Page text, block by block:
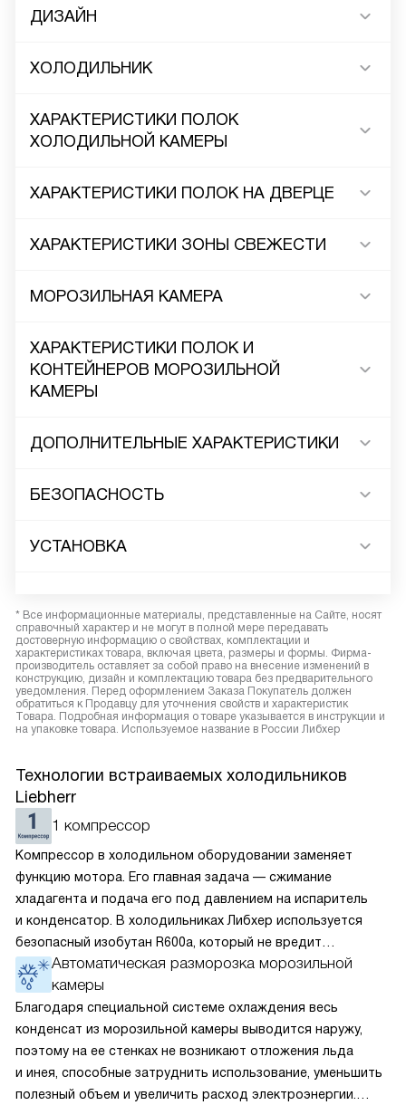
ДИЗАЙН
ХОЛОДИЛЬНИК
ХАРАКТЕРИСТИКИ ПОЛОК
ХОЛОДИЛЬНОЙ КАМЕРЫ
ХАРАКТЕРИСТИКИ ПОЛОК НА ДВЕРЦЕ
ХАРАКТЕРИСТИКИ ЗОНЫ СВЕЖЕСТИ
МОРОЗИЛЬНАЯ КАМЕРА
ХАРАКТЕРИСТИКИ ПОЛОК И
КОНТЕЙНЕРОВ МОРОЗИЛЬНОЙ
КАМЕРЫ
ДОПОЛНИТЕЛЬНЫЕ ХАРАКТЕРИСТИКИ
БЕЗОПАСНОСТЬ
УСТАНОВКА
* Все информационные материалы, представленные на Сайте, носят
справочный характер и не могут в полной мере передавать
достоверную информацию о свойствах, комплектации и
характеристиках товара, включая цвета, размеры и формы. Фирма-
производитель оставляет за собой право на внесение изменений в
конструкцию, дизайн и комплектацию товара без предварительного
уведомления. Перед оформлением Заказа Покупатель должен
обратиться к Продавцу для уточнения свойств и характеристик
Товара. Подробная информация о товаре указывается в инструкции и
на упаковке товара. Используемое название в России Либхер
Технологии встраиваемых холодильников
Liebherr
1 компрессор
Компрессор в холодильном оборудовании заменяет
функцию мотора. Его главная задача — сжимание
хладагента и подача его под давлением на испаритель
и конденсатор. В холодильниках Либхер используется
безопасный изобутан R600a, который не вредит
окружающей среде. Компрессор перегоняет его
по охладительному контуру по принципу насоса. Чем
лучше работает «мотор» прибора, тем качественнее
и быстрее происходит охлаждение, затрачивается
меньше электроэнергии.
Автоматическая разморозка морозильной
камеры
Благодаря специальной системе охлаждения весь
конденсат из морозильной камеры выводится наружу,
поэтому на ее стенках не возникают отложения льда
и инея, способные затруднить использование, уменьшить
полезный объем и увеличить расход электроэнергии.